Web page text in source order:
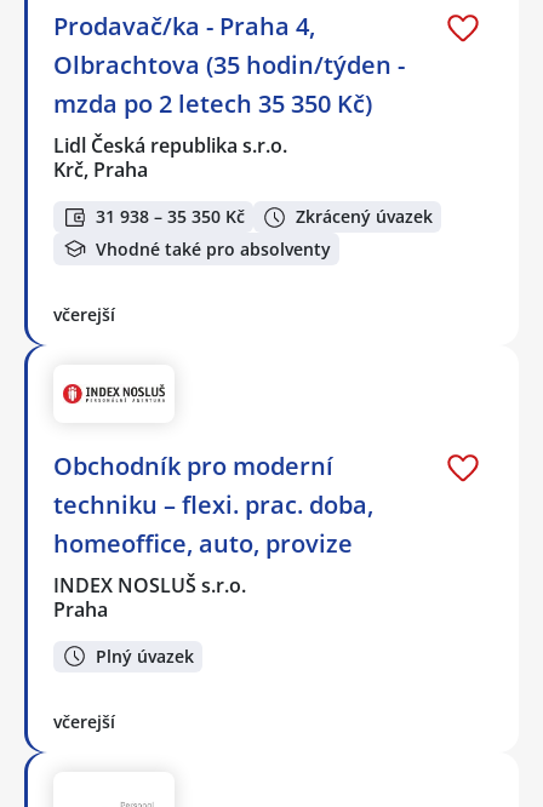
Prodavač/ka - Praha 4,
Olbrachtova (35 hodin/týden -
mzda po 2 letech 35 350 Kč)
Lidl Česká republika s.r.o.
Krč, Praha
31 938 – 35 350 Kč
Zkrácený úvazek
Vhodné také pro absolventy
včerejší
Obchodník pro moderní
techniku – flexi. prac. doba,
homeoffice, auto, provize
INDEX NOSLUŠ s.r.o.
Praha
Plný úvazek
včerejší